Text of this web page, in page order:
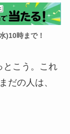
)10時まで！
とこう。これ
だの人は、